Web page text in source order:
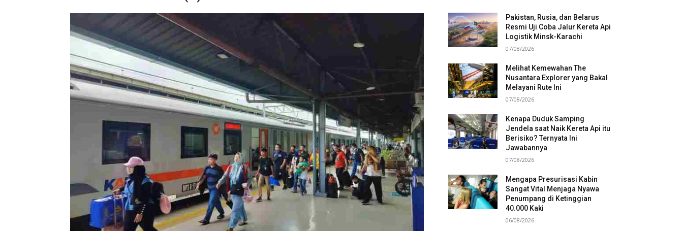
Pakistan, Rusia, dan Belarus
Resmi Uji Coba Jalur Kereta Api
Logistik Minsk-Karachi
07/08/2026
Melihat Kemewahan The
Nusantara Explorer yang Bakal
Melayani Rute Ini
07/08/2026
Kenapa Duduk Samping
Jendela saat Naik Kereta Api itu
Berisiko? Ternyata Ini
Jawabannya
07/08/2026
Mengapa Presurisasi Kabin
Sangat Vital Menjaga Nyawa
Penumpang di Ketinggian
40.000 Kaki
06/08/2026